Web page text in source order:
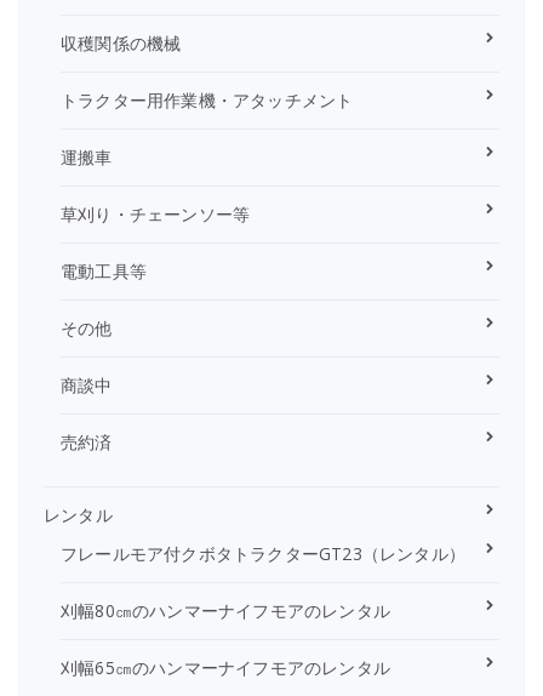
収穫関係の機械
トラクター用作業機・アタッチメント
運搬車
草刈り・チェーンソー等
電動工具等
その他
商談中
売約済
レンタル
フレールモア付クボタトラクターGT23（レンタル）
刈幅80㎝のハンマーナイフモアのレンタル
刈幅65㎝のハンマーナイフモアのレンタル